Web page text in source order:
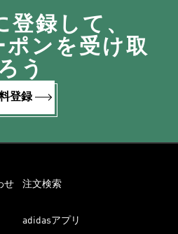
登録して、
ポンを受け取
う
登録
せ 注文検索
adidasアプリ